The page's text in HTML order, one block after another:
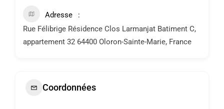
Adresse
Rue Félibrige Résidence Clos Larmanjat Batiment C,
appartement 32 64400 Oloron-Sainte-Marie, France
Coordonnées